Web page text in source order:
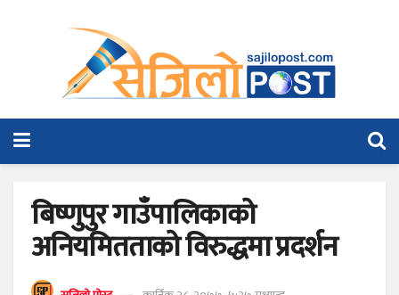
बिष्णुपुर गाउँपालिकाको
अनियमितताको विरुद्धमा प्रदर्शन